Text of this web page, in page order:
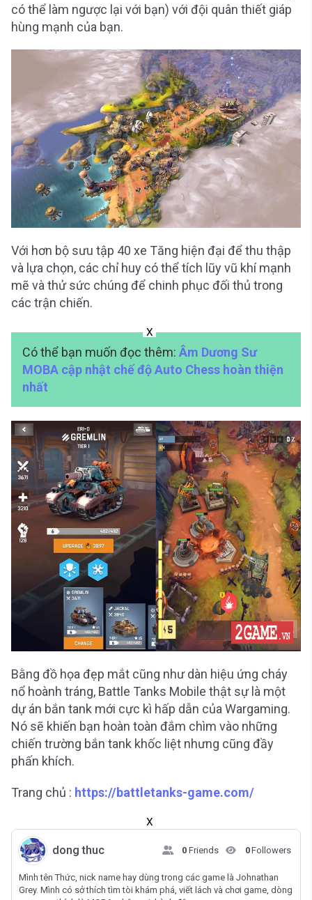
có thể làm ngược lại với bạn) với đội quân thiết giáp
hùng mạnh của bạn.
Với hơn bộ sưu tập 40 xe Tăng hiện đại để thu thập
và lựa chọn, các chỉ huy có thể tích lũy vũ khí mạnh
mẽ và thử sức chúng để chinh phục đối thủ trong
các trận chiến.
X
Có thể bạn muốn đọc thêm: Âm Dương Sư
MOBA cập nhật chế độ Auto Chess hoàn thiện
nhất
Bằng đồ họa đẹp mắt cũng như dàn hiệu ứng cháy
nổ hoành tráng, Battle Tanks Mobile thật sự là một
dự án bắn tank mới cực kì hấp dẫn của Wargaming.
Nó sẽ khiến bạn hoàn toàn đắm chìm vào những
chiến trường bắn tank khốc liệt nhưng cũng đầy
phấn khích.
Trang chủ : https://battletanks-game.com/
X
dong thuc 0 Friends 0Followers
Mình tên Thức, nick name hay dùng trong các game là Johnathan
Grey. Mình có sở thích tìm tòi khám phá, viết lách và chơi game, dòng